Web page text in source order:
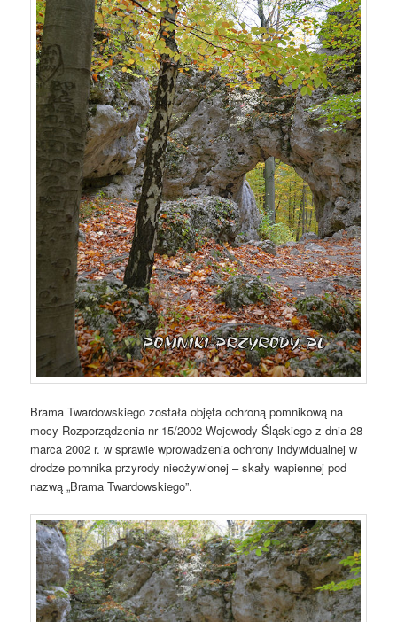
Brama Twardowskiego została objęta ochroną pomnikową na
mocy Rozporządzenia nr 15/2002 Wojewody Śląskiego z dnia 28
marca 2002 r. w sprawie wprowadzenia ochrony indywidualnej w
drodze pomnika przyrody nieożywionej – skały wapiennej pod
nazwą „Brama Twardowskiego”.